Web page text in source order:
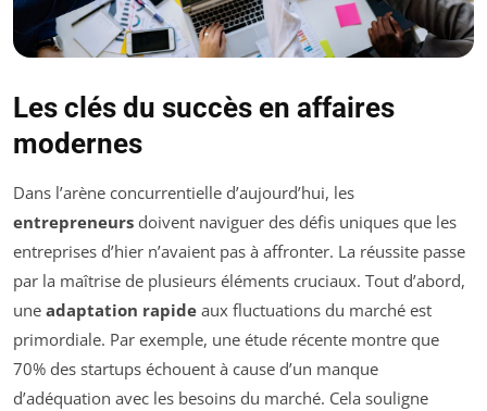
Les clés du succès en affaires
modernes
Dans l’arène concurrentielle d’aujourd’hui, les
entrepreneurs doivent naviguer des défis uniques que les
entreprises d’hier n’avaient pas à affronter. La réussite passe
par la maîtrise de plusieurs éléments cruciaux. Tout d’abord,
une adaptation rapide aux fluctuations du marché est
primordiale. Par exemple, une étude récente montre que
70% des startups échouent à cause d’un manque
d’adéquation avec les besoins du marché. Cela souligne